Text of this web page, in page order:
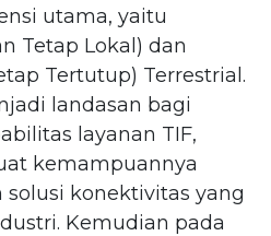
utama, yaitu
Tetap Lokal) dan
Tertutup) Terrestrial.
landasan bagi
layanan TIF,
kemampuannya
konektivitas yang
Kemudian pada